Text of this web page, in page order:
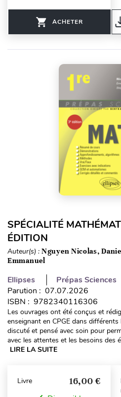
ACHETER
SPÉCIALITÉ
ÉDITION
Auteur(s) : Nguyen Nicolas,
Emmanuel
Ellipses
Prépas Sciences
Parution : 07.07.2026
ISBN : 9782340116306
Les ouvrages ont été conçus et
enseignant en CPGE dans
discuté et pensé avec soin pour
avec les attentes et les besoins des
LIRE LA SUITE
Livre 16,00 €